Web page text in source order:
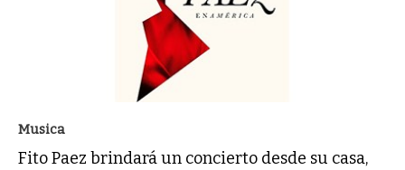
Fito Paez brindará un concierto desde su casa,
de América para el mundo.